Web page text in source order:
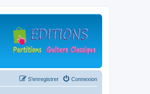
Connexion
S’enregistrer